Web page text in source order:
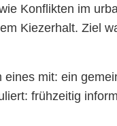
Konflikten im
Kiezerhalt. Ziel
mit: ein
frühzeitig